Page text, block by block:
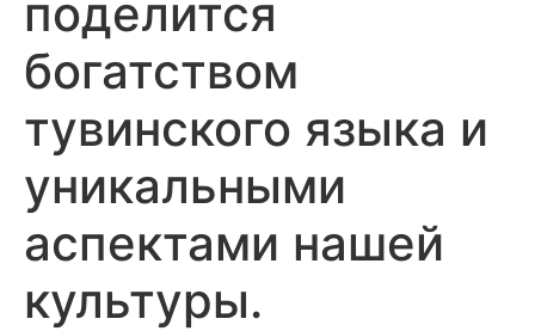
поделится
богатством
тувинского языка и
уникальными
аспектами нашей
культуры.